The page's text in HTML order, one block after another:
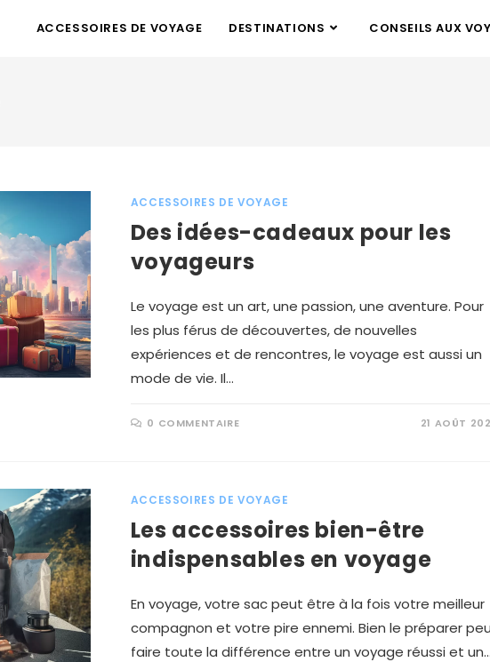
ACCESSOIRES DE VOYAGE DESTINATIONS CONSEILS AUX
ACCESSOIRES DE VOYAGE
Des idées-cadeaux pour les
voyageurs
Le voyage est un art, une passion, une aventure. Pour
les plus férus de découvertes, de nouvelles
expériences et de rencontres, le voyage est aussi un
mode de vie. Il…
0 COMMENTAIRE 21 AOÛT
ACCESSOIRES DE VOYAGE
Les accessoires bien-être
indispensables en voyage
En voyage, votre sac peut être à la fois votre meilleur
compagnon et votre pire ennemi. Bien le préparer
faire toute la différence entre un voyage réussi et